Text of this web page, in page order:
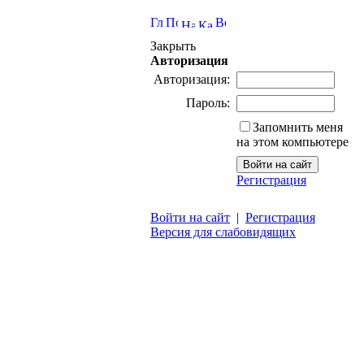
Закрыть
Авторизация
Авторизация:
Пароль:
Запомнить меня
на этом компьютере
Регистрация
Войти на сайт | Регистрация
Версия для слабовидящих